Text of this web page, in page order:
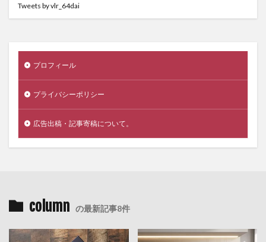
Tweets by vlr_64dai
プロフィール
プライバシーポリシー
広告出稿・記事寄稿について。
column の最新記事8件